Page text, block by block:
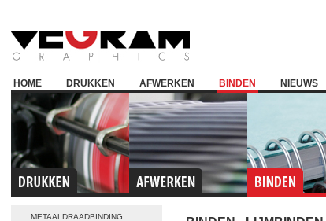
HOME DRUKKEN AFWERKEN BINDEN NIEUWS
METAALDRAADBINDING